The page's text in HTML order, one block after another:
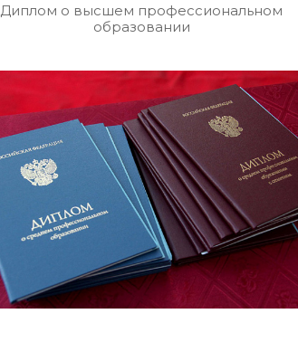
Диплом о высшем профессиональном
образовании